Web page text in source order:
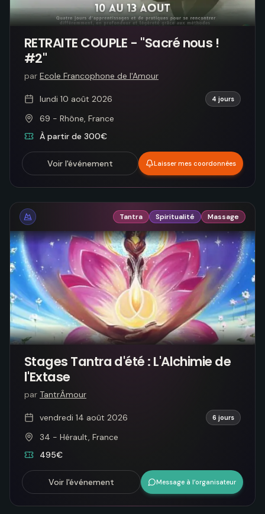
RETRAITE COUPLE - "Sacré nous !
#2"
par Ecole Francophone de l'Amour
lundi 10 août 2026 4 jours
69 - Rhône, France
À partir de 300€
Voir l'événement Laisser mes coordonnées
Tantra Spiritualité Massage
Stages Tantra d'été : L'Alchimie de
l'Extase
par TantrÂmour
vendredi 14 août 2026 6 jours
34 - Hérault, France
495€
Voir l'événement Message à l’organisateur